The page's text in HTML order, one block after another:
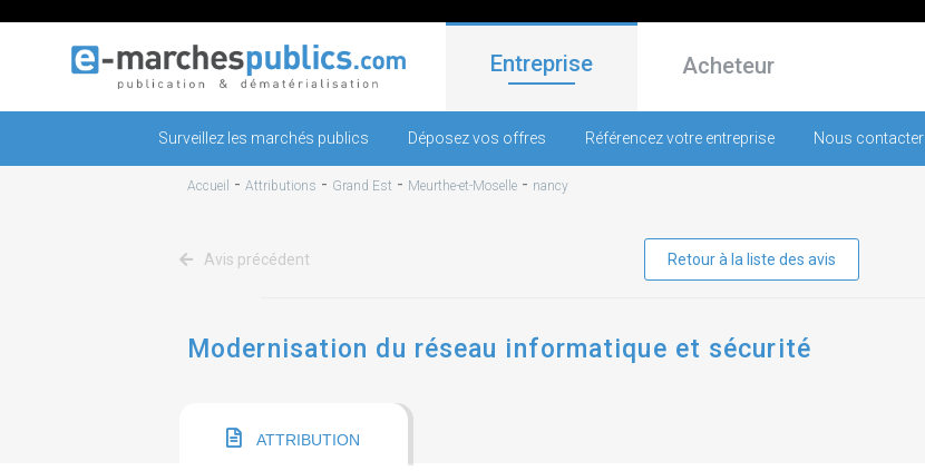
Entreprise Acheteur
Surveillez les marchés publics Déposez vos offres Référencez votre entreprise Nous contacter
Accueil - Attributions - Grand Est - Meurthe-et-Moselle - nancy
Avis précédent Retour à la liste des avis
Modernisation du réseau informatique et sécurité
ATTRIBUTION